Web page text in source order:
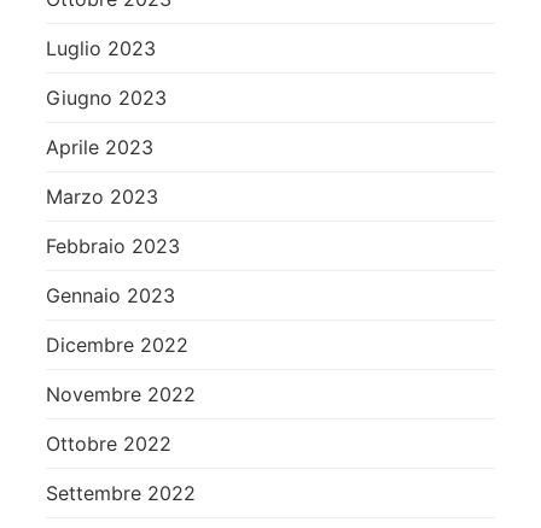
Luglio 2023
Giugno 2023
Aprile 2023
Marzo 2023
Febbraio 2023
Gennaio 2023
Dicembre 2022
Novembre 2022
Ottobre 2022
Settembre 2022